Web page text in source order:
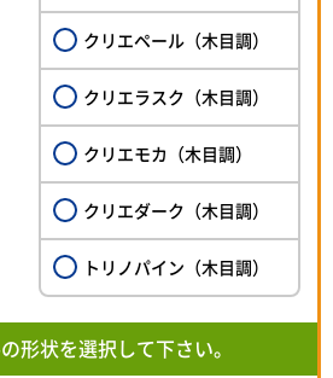
クリエペール（木目調）
クリエラスク（木目調）
クリエモカ（木目調）
クリエダーク（木目調）
トリノパイン（木目調）
形状を選択して下さい。